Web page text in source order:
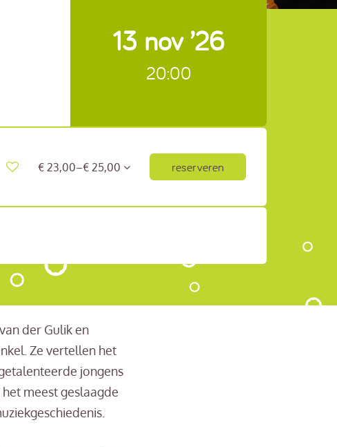
13 nov ’26
20:00
€ 23,00–€ 25,00 reserveren
der Gulik en
Ze vertellen het
jongens
meest geslaagde